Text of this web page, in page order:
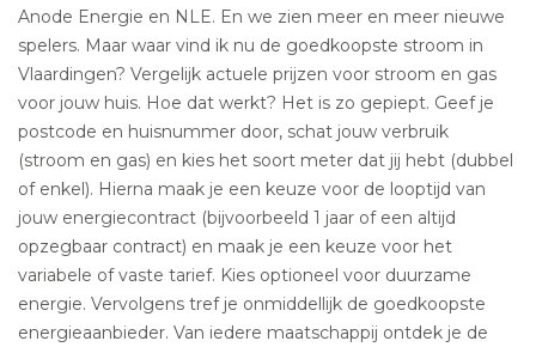
Anode Energie en NLE. En we zien meer en meer nieuwe
spelers. Maar waar vind ik nu de goedkoopste stroom in
Vlaardingen? Vergelijk actuele prijzen voor stroom en gas
voor jouw huis. Hoe dat werkt? Het is zo gepiept. Geef je
postcode en huisnummer door, schat jouw verbruik
(stroom en gas) en kies het soort meter dat jij hebt (dubbel
of enkel). Hierna maak je een keuze voor de looptijd van
jouw energiecontract (bijvoorbeeld 1 jaar of een altijd
opzegbaar contract) en maak je een keuze voor het
variabele of vaste tarief. Kies optioneel voor duurzame
energie. Vervolgens tref je onmiddellijk de goedkoopste
energieaanbieder. Van iedere maatschappij ontdek je de